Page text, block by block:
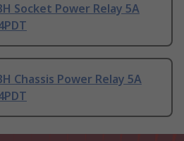
Socket Power Relay 5A
Chassis Power Relay 5A